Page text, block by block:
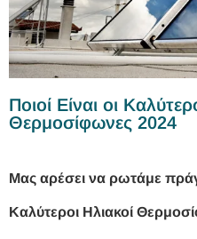
Ποιοί Είναι οι
Θερμοσίφωνες 2024
Μας αρέσει να ρωτάμε
Καλύτεροι Ηλιακοί